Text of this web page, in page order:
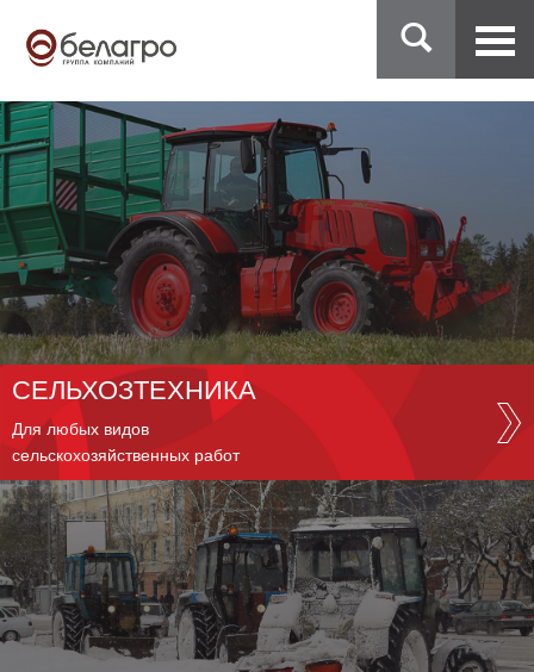
СЕЛЬХОЗТЕХНИКА
Для любых видов
сельскохозяйственных работ